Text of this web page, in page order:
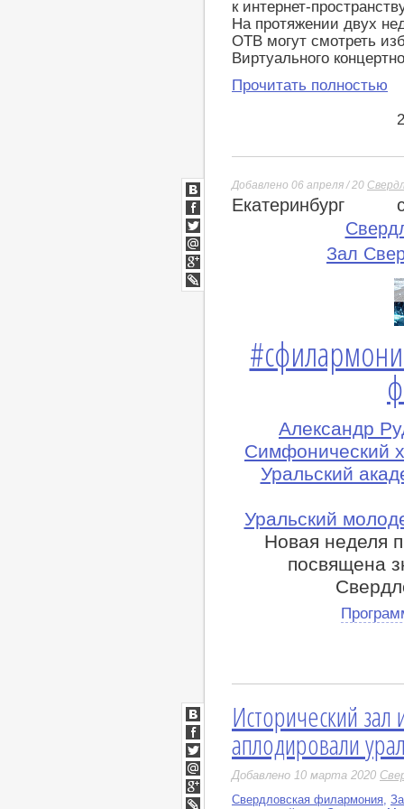
к интернет-
На протяжении двух
ОТВ могут смотреть
Виртуального
Прочитать полностью
Добавлено 06 апреля / 20
Екатеринбург
Зал
Александр
Симфонический
Уральский
Уральский
Новая неделя
посвящена
ВКонтакте
Facebook
Twitter
Мой
Мир
Google+
lj
Исторический
аплодировали
Добавлено 10 марта 2020
Свердловская филармония
ВКонтакте
Facebook
Twitter
Мой
Мир
Google+